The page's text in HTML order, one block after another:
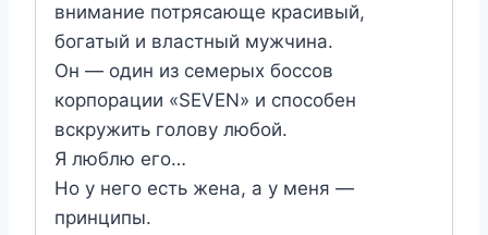
внимание потрясающе красивый,
богатый и властный мужчина.
Он — один из семерых боссов
корпорации «SEVEN» и способен
вскружить голову любой.
Я люблю его…
Но у него есть жена, а у меня —
принципы.